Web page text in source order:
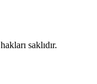
saklıdır.